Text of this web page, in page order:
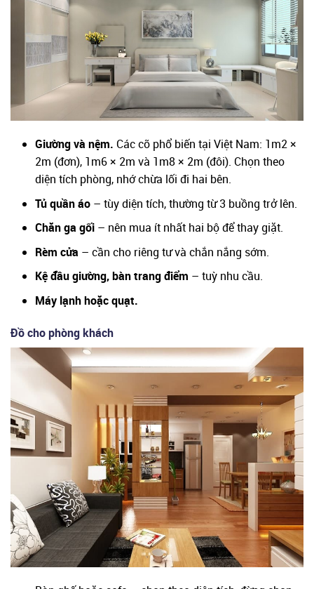
Giường và nệm. Các cỡ phổ biến tại Việt Nam: 1m2 ×
2m (đơn), 1m6 × 2m và 1m8 × 2m (đôi). Chọn theo
diện tích phòng, nhớ chừa lối đi hai bên.
Tủ quần áo – tùy diện tích, thường từ 3 buồng trở lên.
Chăn ga gối – nên mua ít nhất hai bộ để thay giặt.
Rèm cửa – cần cho riêng tư và chắn nắng sớm.
Kệ đầu giường, bàn trang điểm – tuỳ nhu cầu.
Máy lạnh hoặc quạt.
Đồ cho phòng khách